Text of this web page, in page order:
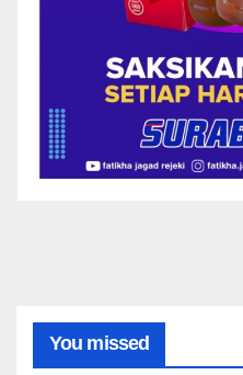
You missed